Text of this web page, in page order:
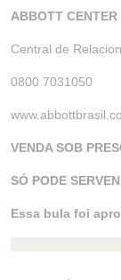
ABBOTT CENTER
Central de
0800 7031050
VENDA SOB
SÓ PODE
Essa bula foi